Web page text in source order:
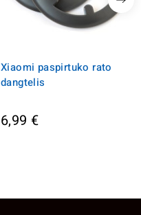
Xiaomi paspirtuko rato
dangtelis
6,99 €